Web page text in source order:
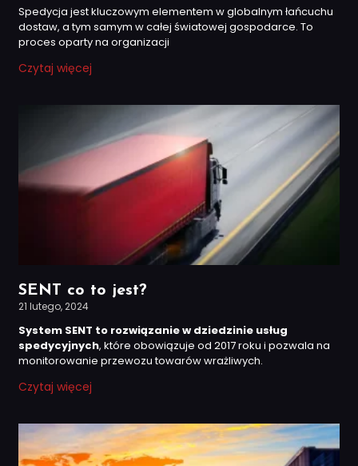
Spedycja jest kluczowym elementem w globalnym łańcuchu
dostaw, a tym samym w całej światowej gospodarce. To
proces oparty na organizacji
Czytaj więcej
SENT co to jest?
21 lutego, 2024
System SENT to rozwiązanie w dziedzinie usług
spedycyjnych, które obowiązuje od 2017 roku i pozwala na
monitorowanie przewozu towarów wrażliwych.
Czytaj więcej